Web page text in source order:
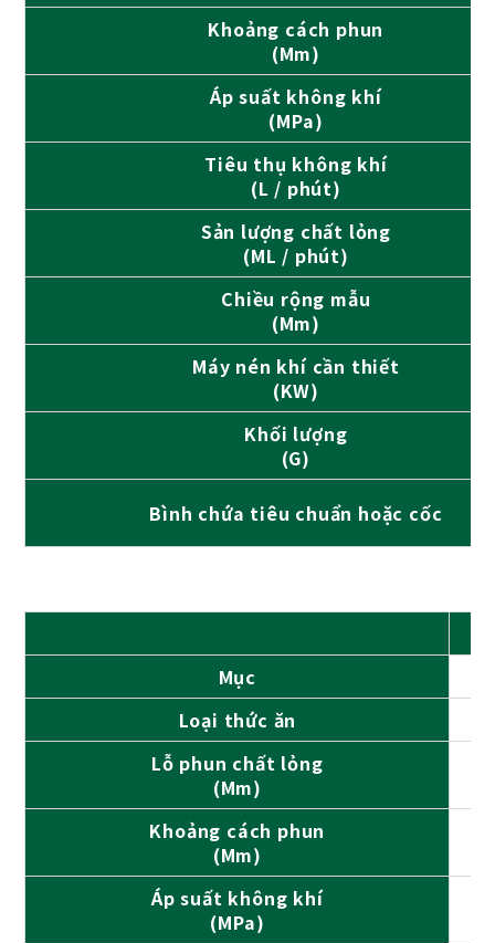
Khoảng cách phun
(Mm)
Áp suất không khí
(MPa)
Tiêu thụ không khí
(L / phút)
Sản lượng chất lỏng
(ML / phút)
Chiều rộng mẫu
(Mm)
Máy nén khí cần thiết
(KW)
Khối lượng
(G)
Bình chứa tiêu chuẩn hoặc cốc
Mục
Loại thức ăn
Lỗ phun chất lỏng
(Mm)
Khoảng cách phun
(Mm)
Áp suất không khí
(MPa)